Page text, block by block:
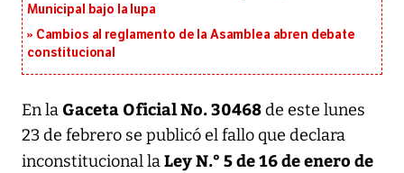
Municipal bajo la lupa
Cambios al reglamento de la Asamblea abren debate
constitucional
En la Gaceta Oficial No. 30468de este lunes
23 de febrero se publicó el fallo que declara
inconstitucional laLey N.° 5 de 16 de enero de